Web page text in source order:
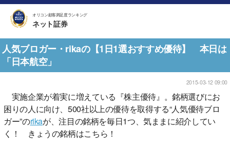
オリコン顧客満足度ランキング
ネット証券
人気ブロガー・rikaの【1日1選おすすめ優待】 本日は
「日本航空」
2015-03-12 09:00
実施企業が着実に増えている『株主優待』。銘柄選びにお
困りの人に向け、500社以上の優待を取得する“人気優待ブロ
ガー”のrikaが、注目の銘柄を毎日1つ、気ままに紹介してい
く！ きょうの銘柄はこちら！